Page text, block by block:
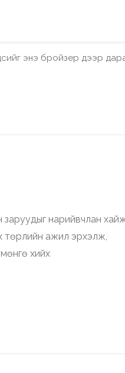
энэ бройзер дээр
нарийвчлан
төрлийн ажил эрхэлж,
хийх